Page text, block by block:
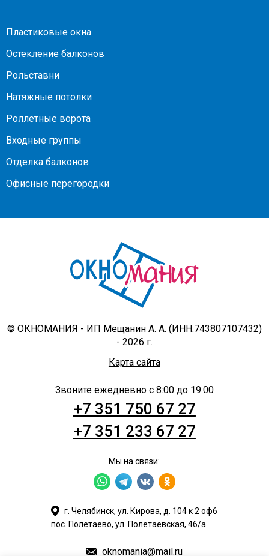
Пластиковые окна
Остекление балконов
Рольставни
Натяжные потолки
Роллетные ворота
Входные группы
Отделка балконов
Офисные перегородки
© ОКНОМАНИЯ - ИП Мещанин А. А. (ИНН:743807107432)
- 2026 г.
Карта сайта
Звоните ежедневно с 8:00 до 19:00
+7 351 750 67 27
+7 351 233 67 27
Мы на связи:
г. Челябинск, ул. Кирова, д. 104 к 2 оф6
пос. Полетаево, ул. Полетаевская, 46/а
oknomania@mail.ru